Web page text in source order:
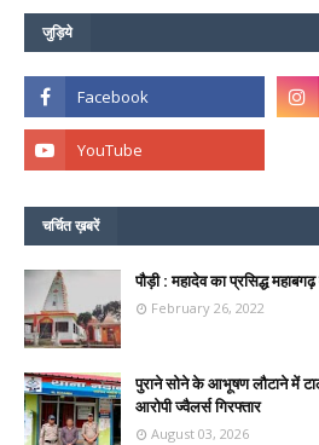
जुड़िये
चर्चित ख़बरें
पौड़ी : महादेव का प्रसिद्ध
February 26, 2022
पुराने सोने के आभूषण लौटाने में
आरोपी ज्वैलर्स गिरफ्तार
August 03, 2026